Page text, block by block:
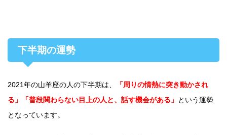
下半期の運勢
2021年の山羊座の人の下半期は、
「周りの情熱に突き動かされ
る」「普段関わらない目上の人と、話す機会がある」 という運勢
となっています。